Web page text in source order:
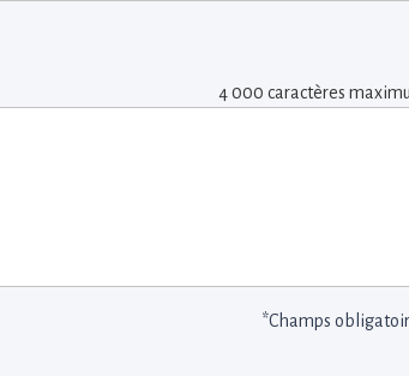
4 000 caractères
*Champs